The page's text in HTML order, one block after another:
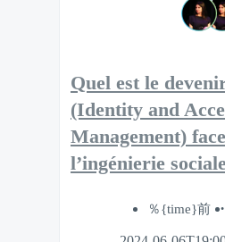
Quel est le
(Identity and
Management)
l’ingénierie
％{time}前